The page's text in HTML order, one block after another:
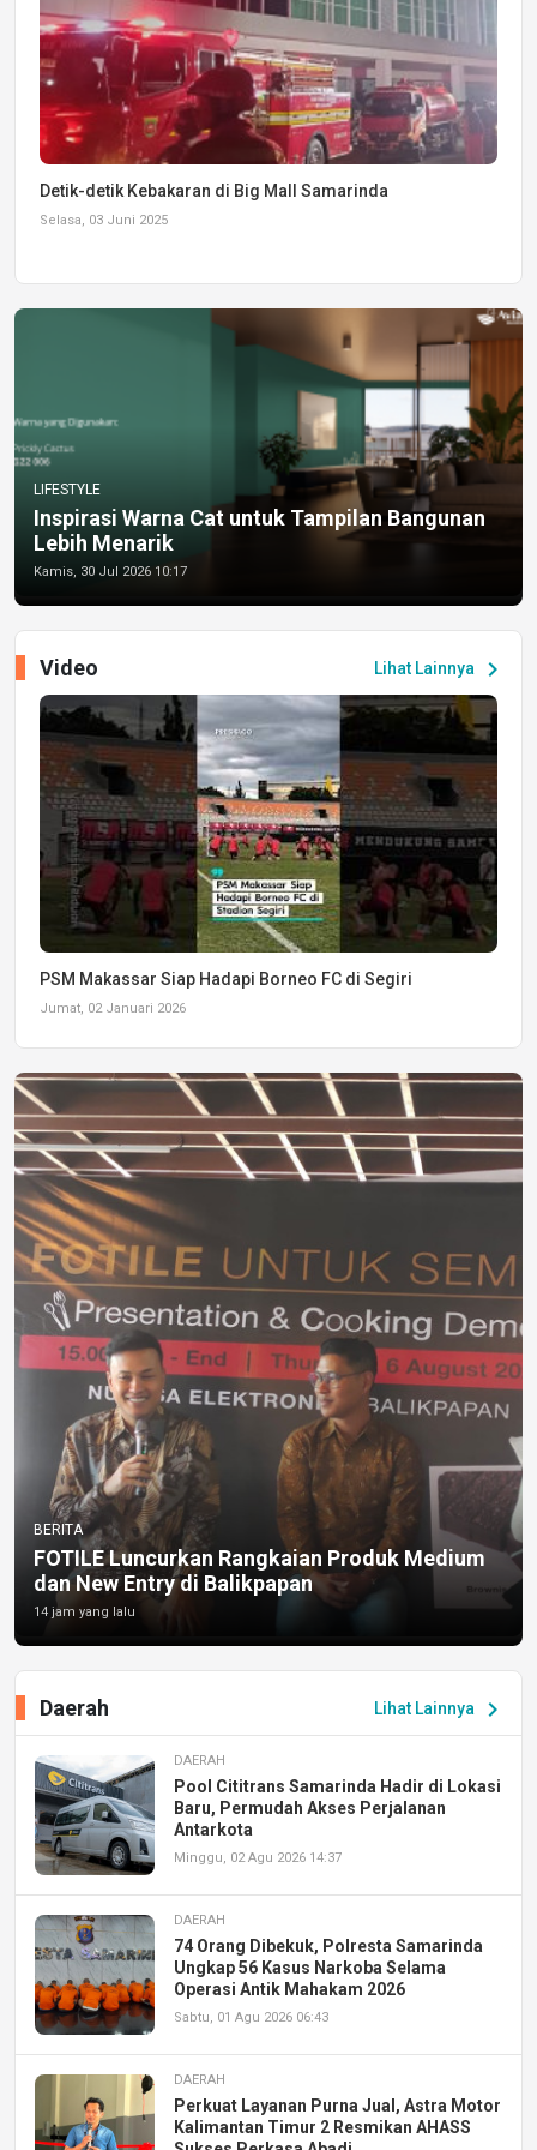
Detik-detik Kebakaran di Big Mall Samarinda
Selasa, 03 Juni 2025
LIFESTYLE
Inspirasi Warna Cat untuk Tampilan Bangunan
Lebih Menarik
Kamis, 30 Jul 2026 10:17
Lihat Lainnya chevron_right
Video
PSM Makassar Siap Hadapi Borneo FC di Segiri
Jumat, 02 Januari 2026
BERITA
FOTILE Luncurkan Rangkaian Produk Medium
dan New Entry di Balikpapan
14 jam yang lalu
Lihat Lainnya chevron_right
Daerah
DAERAH
Pool Cititrans Samarinda Hadir di Lokasi
Baru, Permudah Akses Perjalanan
Antarkota
Minggu, 02 Agu 2026 14:37
DAERAH
74 Orang Dibekuk, Polresta Samarinda
Ungkap 56 Kasus Narkoba Selama
Operasi Antik Mahakam 2026
Sabtu, 01 Agu 2026 06:43
DAERAH
Perkuat Layanan Purna Jual, Astra Motor
Kalimantan Timur 2 Resmikan AHASS